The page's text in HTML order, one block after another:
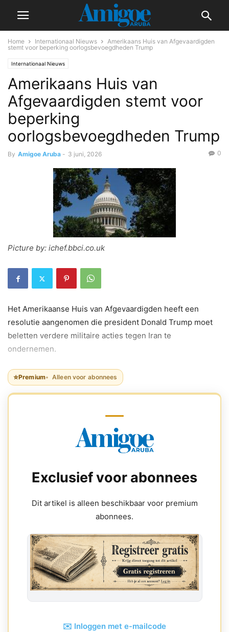
Home Internationaal Nieuws
Amerikaans Huis van Afgevaardigden
stemt voor beperking oorlogsbevoegdheden Trump
Internationaal Nieuws
Amerikaans Huis van
Afgevaardigden stemt voor
beperking
oorlogsbevoegdheden Trump
By Amigoe Aruba - 3 juni, 2026 0
Picture by: ichef.bbci.co.uk
Het Amerikaanse Huis van Afgevaardigden heeft een
resolutie aangenomen die president Donald Trump moet
beletten verdere militaire acties tegen Iran te
ondernemen.
⭐Premium Alleen voor abonnees
Exclusief voor abonnees
Dit artikel is alleen beschikbaar voor premium
abonnees.
✉️ Inloggen met e-mailcode